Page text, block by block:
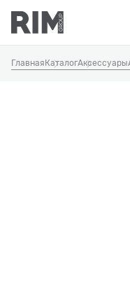
Главная КаталогАксессуары